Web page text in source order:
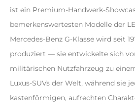
ist ein Premium-Handwerk-
bemerkenswertesten Modelle der
Mercedes-Benz G-Klasse wird seit
produziert — sie entwickelte sich
militärischen Nutzfahrzeug zu
Luxus-SUVs der Welt, während sie
kastenförmigen, aufrechten